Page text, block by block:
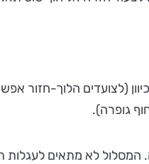
(לצועדים הלוך-חזור
גופרה).
המסלול לא מתאים לעגלות